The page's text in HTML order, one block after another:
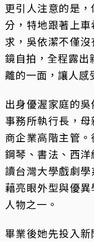
更引人注意的是
分，特地跟著上
求，吳依潔不僅
鏡自拍，全程露出
離的一面，讓人感
出身優渥家庭的
事務所執行長，
商企業高階主管
鋼琴、書法、西
讀台灣大學戲劇
藉亮眼外型與優
人物之一。
畢業後她先投入